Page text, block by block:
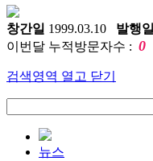
창간일 1999.03.10 발행일
이번달 누적방문자수 : 0
검색영역 열고 닫기
뉴스